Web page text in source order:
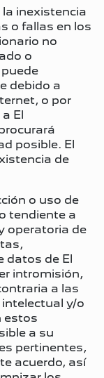
inexistencia
o fallas en los
no
o
debido a
o por
El
posible. El
de
o uso de
tendiente a
operatoria de
datos de El
intromisión,
a las
y/o
estos
a su
pertinentes,
acuerdo, así